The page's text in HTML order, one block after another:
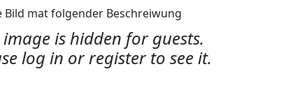
Bild mat folgender Beschreiwung
image is hidden for guests.
log in or register to see it.